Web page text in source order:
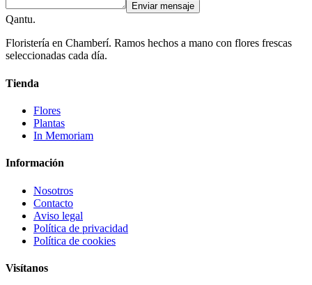
Enviar mensaje
Qantu.
Floristería en Chamberí. Ramos hechos a mano con flores frescas
seleccionadas cada día.
Tienda
Flores
Plantas
In Memoriam
Información
Nosotros
Contacto
Aviso legal
Política de privacidad
Política de cookies
Visítanos